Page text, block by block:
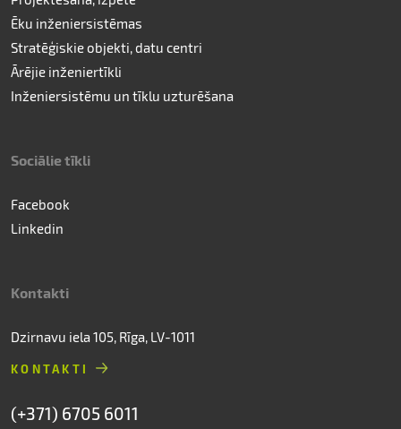
Ēku inženiersistēmas
Stratēģiskie objekti, datu centri
Ārējie inženiertīkli
Inženiersistēmu un tīklu uzturēšana
Sociālie tīkli
Facebook
Linkedin
Kontakti
Dzirnavu iela 105, Rīga, LV-1011
KONTAKTI
(+371) 6705 6011